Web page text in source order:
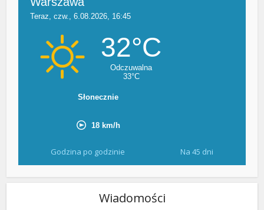
Godzina po godzinie Na 45 dni
Wiadomości